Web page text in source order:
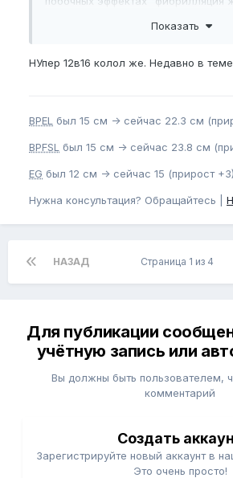
побочки, но как лучше это сделать?
Показать
НУпер 12в16 колол же. Недавно в
BPEL был 15 см -> сейчас 22.3 см
BPFSL был 15 см -> сейчас 23.8 см
EG был 12 см -> сейчас 15 (прирост +3)
Нужна консультация? Обращайтесь |
НАЗАД Страница 1 из 4
Для публикации
учётную запись или
Вы должны быть пользователем,
комментарий
Создать
Зарегистрируйте новый аккаунт в
Это очень просто!